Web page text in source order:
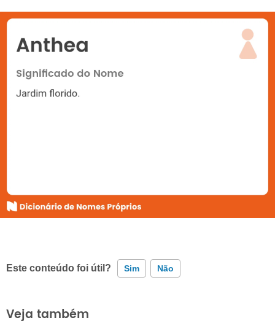
Este conteúdo foi útil? Sim Não
Este conteúdo contém informação incorreta
Veja também